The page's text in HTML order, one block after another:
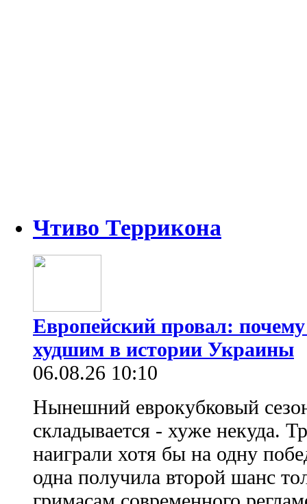
Чтиво Террикона
Европейский провал:
худшим в истории Украины
06.08.26 10:10
Нынешний еврокубковый
складывается - хуже некуда.
наиграли хотя бы на одну
одна получила второй шанс